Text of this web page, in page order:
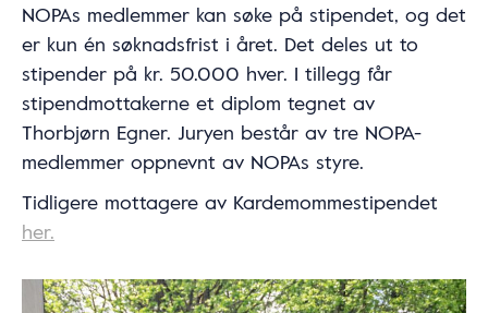
NOPAs medlemmer kan søke på stipendet, og det
er kun én søknadsfrist i året. Det deles ut to
stipender på kr. 50.000 hver. I tillegg får
stipendmottakerne et diplom tegnet av
Thorbjørn Egner. Juryen består av tre NOPA-
medlemmer oppnevnt av NOPAs styre.
Tidligere mottagere av Kardemommestipendet
her.